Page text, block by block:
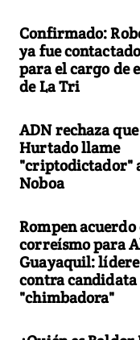
Confirmado:
ya fue
para el cargo de
de La Tri
ADN rechaza
Hurtado llame
"criptodictador"
Noboa
Rompen acuerdo
correísmo para
Guayaquil:
contra candidata
"chimbadora"